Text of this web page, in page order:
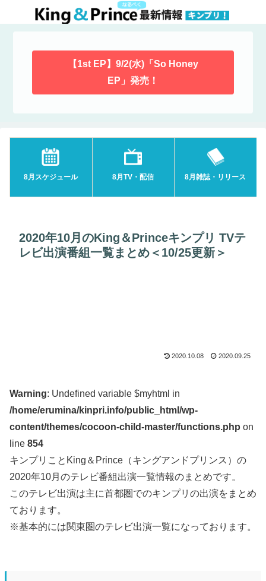
【1st EP】9/2(水)「So Honey
EP」発売！
8月スケジュール 8月TV・配信 8月雑誌・リリース
2020年10月のKing＆Princeキンプリ TVテ
レビ出演番組一覧まとめ＜10/25更新＞
2020.10.08 2020.09.25
Warning: Undefined variable $myhtml in
/home/erumina/kinpri.info/public_html/wp-
content/themes/cocoon-child-master/functions.php on
line 854
キンプリことKing＆Prince（キングアンドプリンス）の
2020年10月のテレビ番組出演一覧情報のまとめです。
このテレビ出演は主に首都圏でのキンプリの出演をまとめ
ております。
※基本的には関東圏のテレビ出演一覧になっております。